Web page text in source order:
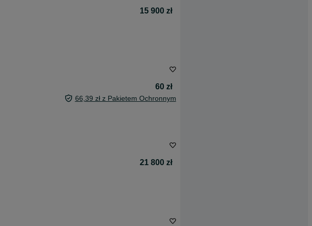
15 900 zł
60 zł
66,39 zł z Pakietem Ochronnym
21 800 zł